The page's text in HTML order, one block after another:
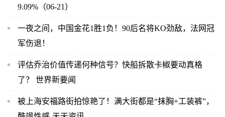
9.09%（06-21）
一夜之间，中国金花1胜1负！90后名将KO劲敌，法网冠
军伤退！
评估乔治价值传递何种信号？快船拆散卡椒要动真格
了？ 世界新要闻
被上海安福路街拍惊艳了！满大街都是“抹胸+工装裤”，